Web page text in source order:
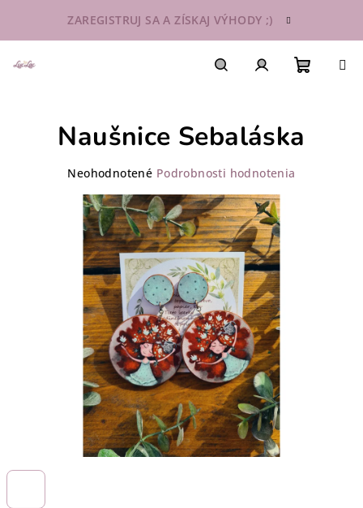
obsah
ZAREGISTRUJ SA A ZÍSKAJ VÝHODY ;)
košík
Naušnice Sebaláska
Priemerné
produktu
0,0
hviezdičiek.
Neohodnotené Podrobnosti hodnotenia